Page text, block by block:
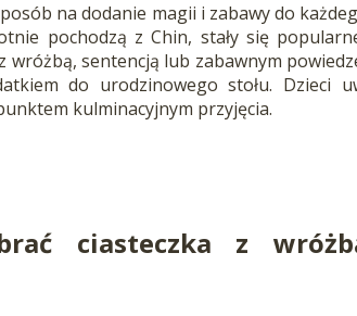
na dodanie magii i zabawy do
pochodzą z Chin, stały się
wróżbą, sentencją lub zabawnym
do urodzinowego stołu. Dzieci
kulminacyjnym przyjęcia.
ciasteczka z